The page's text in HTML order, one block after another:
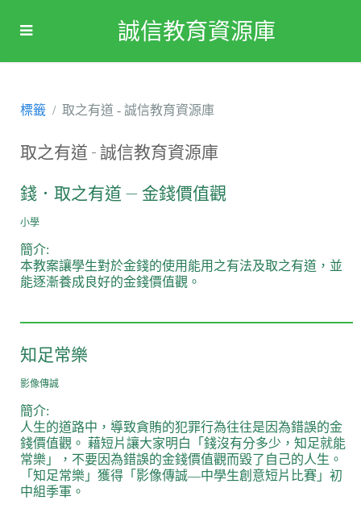
誠信教育資源庫
標籤 取之有道 - 誠信教育資源庫
取之有道 - 誠信教育資源庫
錢．取之有道 — 金錢價值觀
小學
簡介:
本教案讓學生對於金錢的使用能用之有法及取之有道，並
能逐漸養成良好的金錢價值觀。
知足常樂
影像傳誠
簡介:
人生的道路中，導致貪賄的犯罪行為往往是因為錯誤的金
錢價值觀。 藉短片讓大家明白「錢沒有分多少，知足就能
常樂」，不要因為錯誤的金錢價值觀而毀了自己的人生。
「知足常樂」獲得「影像傳誠—中學生創意短片比賽」初
中組季軍。